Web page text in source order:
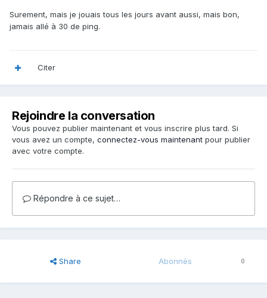
Surement, mais je jouais tous les jours avant aussi, mais bon,
jamais allé à 30 de ping.
Citer
Rejoindre la conversation
Vous pouvez publier maintenant et vous inscrire plus tard. Si
vous avez un compte, connectez-vous maintenant pour publier
avec votre compte.
Répondre à ce sujet…
Share Abonnés 0